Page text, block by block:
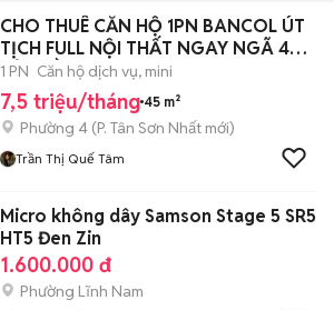
CHO THUÊ CĂN HỘ 1PN BANCOL ÚT
TỊCH FULL NỘI THẤT NGAY NGÃ 4
BẢY HIỀN
1 PN Căn hộ dịch vụ, mini
7,5 triệu/tháng 45 m²
Phường 4 (P. Tân Sơn Nhất mới)
Trần Thị Quế Tâm
Micro không dây Samson Stage 5 SR5
HT5 Đen Zin
1.600.000 đ
Phường Lĩnh Nam